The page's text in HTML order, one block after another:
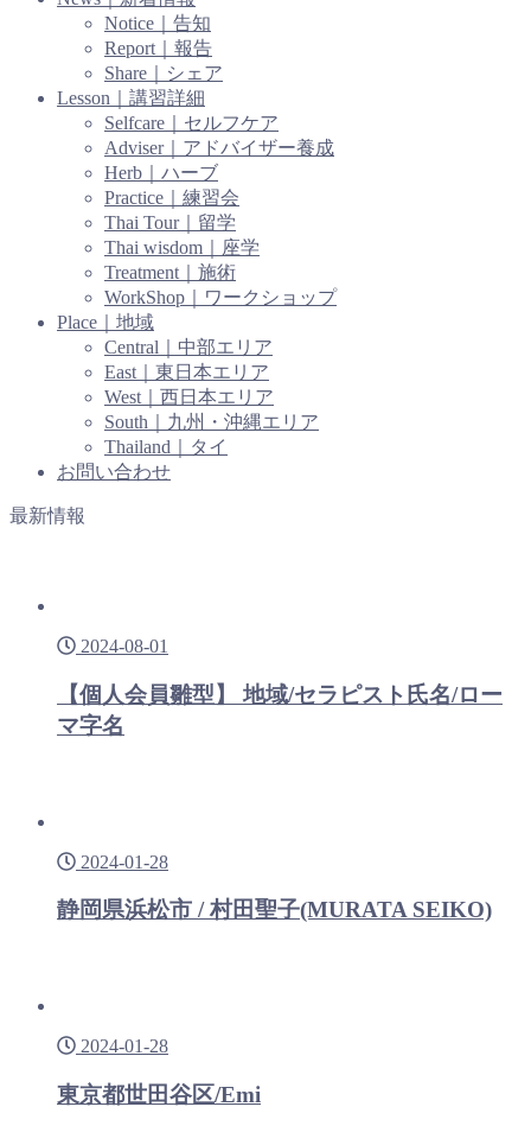
Notice｜告知
Report｜報告
Share｜シェア
Lesson｜講習詳細
Selfcare｜セルフケア
Adviser｜アドバイザー養成
Herb｜ハーブ
Practice｜練習会
Thai Tour｜留学
Thai wisdom｜座学
Treatment｜施術
WorkShop｜ワークショップ
Place｜地域
Central｜中部エリア
East｜東日本エリア
West｜西日本エリア
South｜九州・沖縄エリア
Thailand｜タイ
お問い合わせ
最新情報
2024-08-01
【個人会員雛型】 地域/セラピスト氏名/ロー
マ字名
2024-01-28
静岡県浜松市 / 村田聖子(MURATA SEIKO)
2024-01-28
東京都世田谷区/Emi